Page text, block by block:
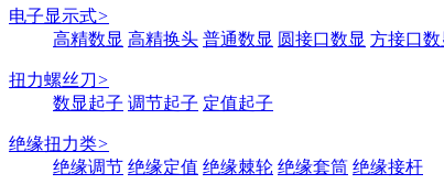
电子显示式>
高精数显 高精换头 普通数显 圆接口数显 方接口数
扭力螺丝刀>
数显起子 调节起子 定值起子
绝缘扭力类>
绝缘调节 绝缘定值 绝缘棘轮 绝缘套筒 绝缘接杆